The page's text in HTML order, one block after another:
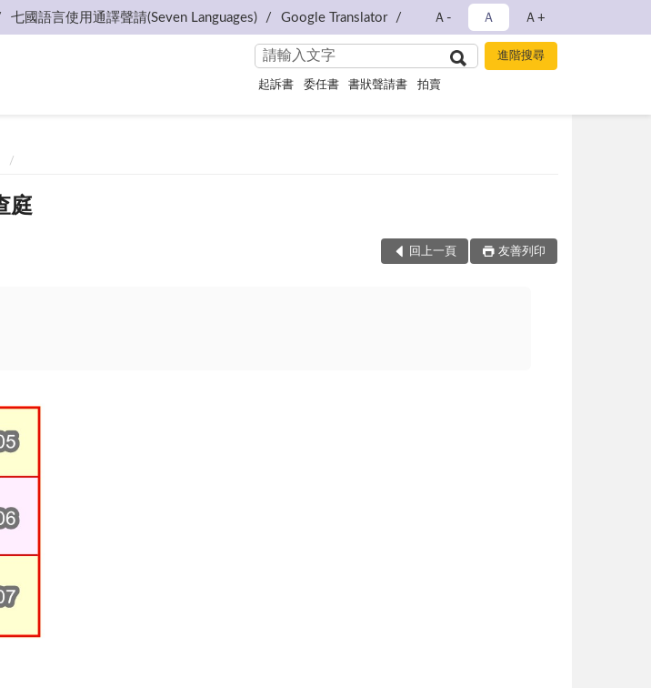
七國語言使用通譯聲請(Seven Languages) Google Translator Ａ- Ａ Ａ+
起訴書 委任書 書狀聲請書 拍賣
庭
回上一頁 友善列印